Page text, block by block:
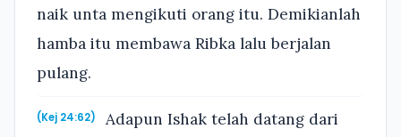
naik unta mengikuti orang itu. Demikianlah
hamba itu membawa Ribka lalu berjalan
pulang.
(Kej 24:62)
Adapun Ishak telah datang dari